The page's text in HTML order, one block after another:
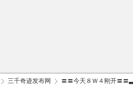
三千奇迹发布网 〓〓今天８Ｗ４刚开〓